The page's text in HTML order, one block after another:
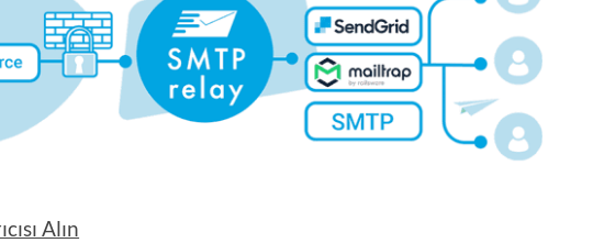
Alın